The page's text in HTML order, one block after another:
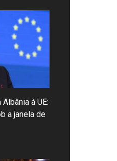
à UE:
a janela de